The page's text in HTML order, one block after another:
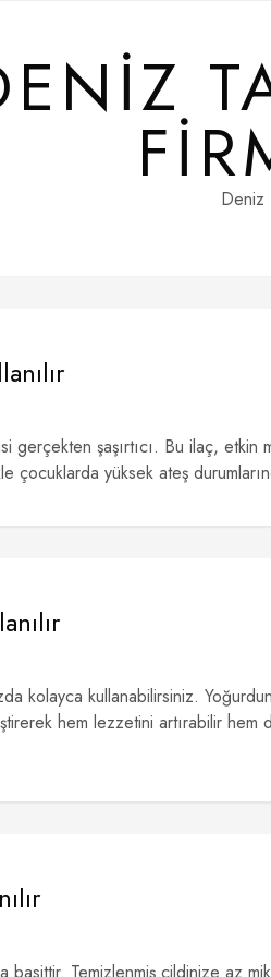
Deniz
gerçekten şaşırtıcı. Bu ilaç, etkin
çocuklarda yüksek ateş
kolayca kullanabilirsiniz.
hem lezzetini artırabilir hem